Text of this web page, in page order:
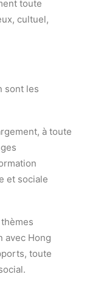
toute
cultuel,
sont les
à toute
et sociale
avec Hong
toute